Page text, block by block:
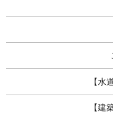
【水
【建